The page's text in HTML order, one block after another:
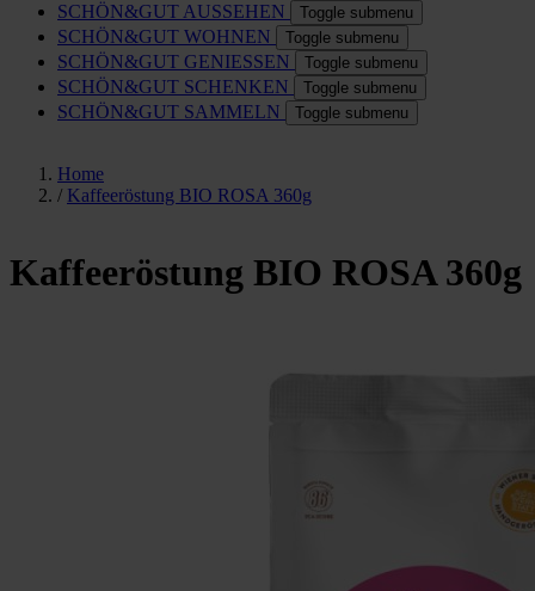
SCHÖN&GUT AUSSEHEN Toggle submenu
SCHÖN&GUT WOHNEN Toggle submenu
SCHÖN&GUT GENIESSEN Toggle submenu
SCHÖN&GUT SCHENKEN Toggle submenu
SCHÖN&GUT SAMMELN Toggle submenu
Home
/ Kaffeeröstung BIO ROSA 360g
Kaffeeröstung BIO ROSA 360g